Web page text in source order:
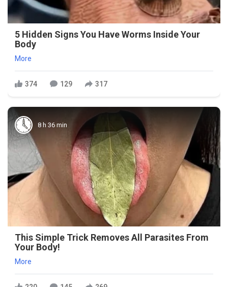
5 Hidden Signs You Have Worms Inside Your
Body
More
374 129 317
8 h 36 min
This Simple Trick Removes All Parasites From
Your Body!
More